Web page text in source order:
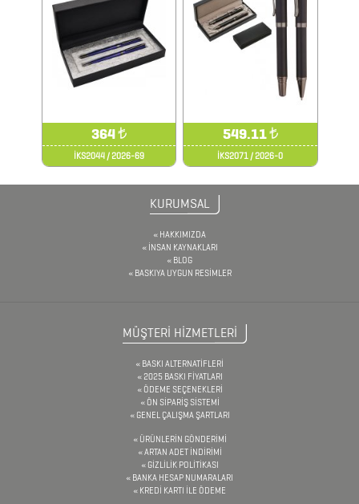
TUTUCU
TERMOSLAR
YELPAZE
364₺
İKS2044 / 2026-69
549.11₺
İKS2071 / 2026-0
KURUMSAL
HAKKIMIZDA
İNSAN KAYNAKLARI
BLOG
BASKIYA UYGUN RESİMLER
MÜŞTERİ HİZMETLERİ
BASKI ALTERNATİFLERİ
2025 BASKI FİYATLARI
ÖDEME SEÇENEKLERİ
ÖN SİPARİŞ SİSTEMİ
GENEL ÇALIŞMA ŞARTLARI
ÜRÜNLERİN GÖNDERİMİ
ARTAN ADET İNDİRİMİ
GİZLİLİK POLİTİKASI
BANKA HESAP NUMARALARI
KREDİ KARTI İLE ÖDEME